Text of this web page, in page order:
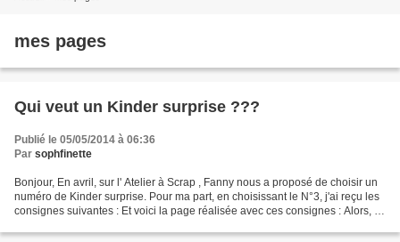
mes pages
Qui veut un Kinder surprise ???
Publié le 05/05/2014 à 06:36
Par sophfinette
Bonjour, En avril, sur l' Atelier à Scrap , Fanny nous a proposé de choisir un
numéro de Kinder surprise. Pour ma part, en choisissant le N°3, j'ai reçu les
consignes suivantes : Et voici la page réalisée avec ces consignes : Alors, ça